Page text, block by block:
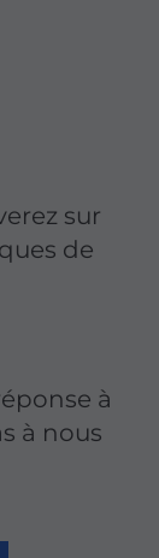
sur
de
à
à nous